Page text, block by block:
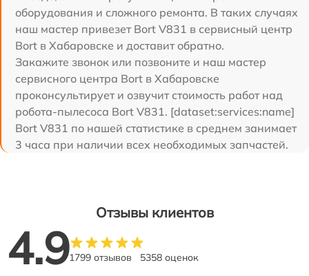
оборудования и сложного ремонта. В таких случаях
наш мастер привезет Bort V831 в сервисный центр
Bort в Хабаровске и доставит обратно.
Закажите звонок или позвоните и наш мастер
сервисного центра Bort в Хабаровске
проконсультирует и озвучит стоимость работ над
робота-пылесоса Bort V831. [dataset:services:name]
Bort V831 по нашей статистике в среднем занимает
3 часа при наличии всех необходимых запчастей.
Отзывы клиентов
4.91799 отзывов 5358 оценок